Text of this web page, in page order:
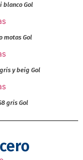
blanco Gol
motas Gol
y beig Gol
gris Gol